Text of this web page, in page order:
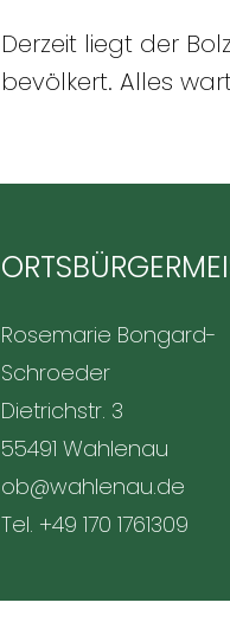
Derzeit liegt der
bevölkert. Alles
Rosemarie Bongard-
Schroeder
Dietrichstr. 3
55491 Wahlenau
ob@wahlenau.de
Tel. +49 170 1761309